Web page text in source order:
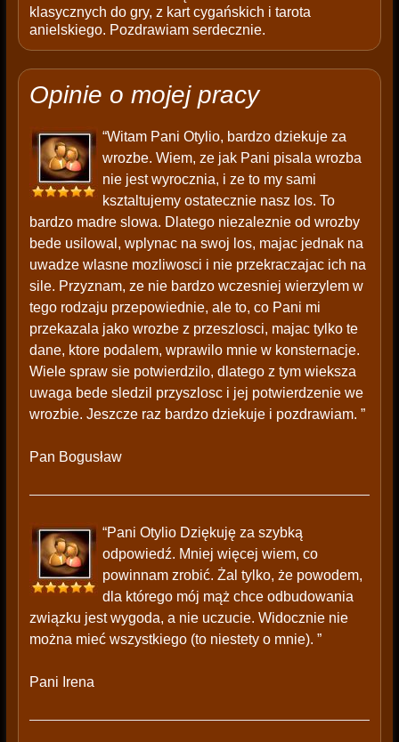
klasycznych do gry, z kart cygańskich i tarota
anielskiego. Pozdrawiam serdecznie.
Opinie o mojej pracy
“Witam Pani Otylio, bardzo dziekuje za
wrozbe. Wiem, ze jak Pani pisala wrozba
nie jest wyrocznia, i ze to my sami
ksztaltujemy ostatecznie nasz los. To
bardzo madre slowa. Dlatego niezaleznie od wrozby
bede usilowal, wplynac na swoj los, majac jednak na
uwadze wlasne mozliwosci i nie przekraczajac ich na
sile. Przyznam, ze nie bardzo wczesniej wierzylem w
tego rodzaju przepowiednie, ale to, co Pani mi
przekazala jako wrozbe z przeszlosci, majac tylko te
dane, ktore podalem, wprawilo mnie w konsternacje.
Wiele spraw sie potwierdzilo, dlatego z tym wieksza
uwaga bede sledzil przyszlosc i jej potwierdzenie we
wrozbie. Jeszcze raz bardzo dziekuje i pozdrawiam. ”
Pan Bogusław
“Pani Otylio Dziękuję za szybką
odpowiedź. Mniej więcej wiem, co
powinnam zrobić. Żal tylko, że powodem,
dla którego mój mąż chce odbudowania
związku jest wygoda, a nie uczucie. Widocznie nie
można mieć wszystkiego (to niestety o mnie). ”
Pani Irena